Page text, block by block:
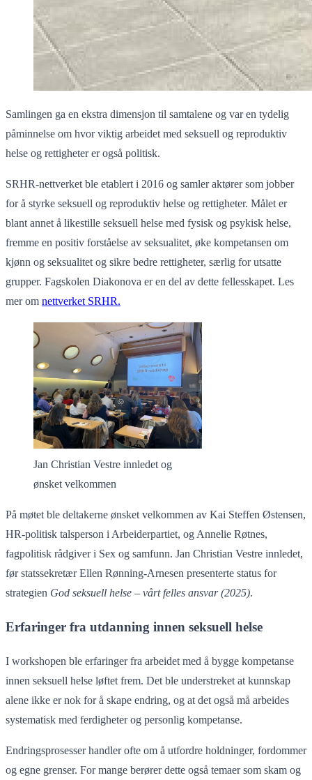
Samlingen ga en ekstra dimensjon til samtalene og var en tydelig
påminnelse om hvor viktig arbeidet med seksuell og reproduktiv
helse og rettigheter er også politisk.
SRHR-nettverket ble etablert i 2016 og samler aktører som jobber
for å styrke seksuell og reproduktiv helse og rettigheter. Målet er
blant annet å likestille seksuell helse med fysisk og psykisk helse,
fremme en positiv forståelse av seksualitet, øke kompetansen om
kjønn og seksualitet og sikre bedre rettigheter, særlig for utsatte
grupper. Fagskolen Diakonova er en del av dette fellesskapet. Les
mer om nettverket SRHR.
Jan Christian Vestre innledet og
ønsket velkommen
På møtet ble deltakerne ønsket velkommen av Kai Steffen Østensen,
HR-politisk talsperson i Arbeiderpartiet, og Annelie Røtnes,
fagpolitisk rådgiver i Sex og samfunn. Jan Christian Vestre innledet,
før statssekretær Ellen Rønning-Arnesen presenterte status for
strategien God seksuell helse – vårt felles ansvar (2025).
Erfaringer fra utdanning innen seksuell helse
I workshopen ble erfaringer fra arbeidet med å bygge kompetanse
innen seksuell helse løftet frem. Det ble understreket at kunnskap
alene ikke er nok for å skape endring, og at det også må arbeides
systematisk med ferdigheter og personlig kompetanse.
Endringsprosesser handler ofte om å utfordre holdninger, fordommer
og egne grenser. For mange berører dette også temaer som skam og